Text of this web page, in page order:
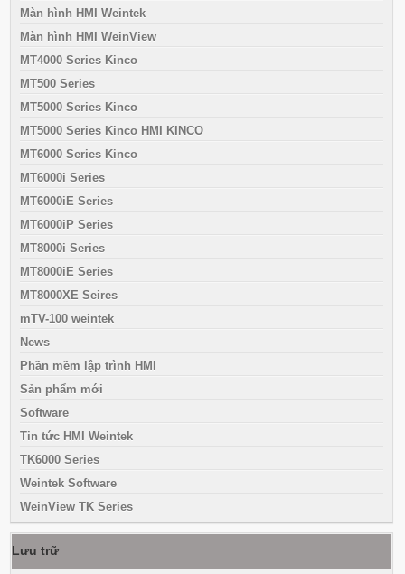
Màn hình HMI Weintek
Màn hình HMI WeinView
MT4000 Series Kinco
MT500 Series
MT5000 Series Kinco
MT5000 Series Kinco HMI KINCO
MT6000 Series Kinco
MT6000i Series
MT6000iE Series
MT6000iP Series
MT8000i Series
MT8000iE Series
MT8000XE Seires
mTV-100 weintek
News
Phần mềm lập trình HMI
Sản phẩm mới
Software
Tin tức HMI Weintek
TK6000 Series
Weintek Software
WeinView TK Series
Lưu trữ